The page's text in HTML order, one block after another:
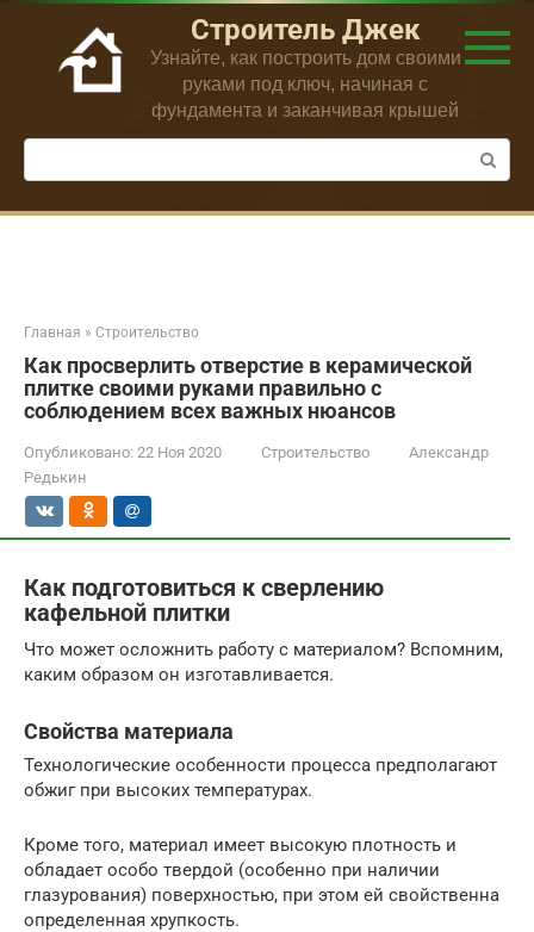
Перейти
контенту
Строитель Джек
Узнайте, как построить дом своими
руками под ключ, начиная с
фундамента и заканчивая крышей
Поиск:
Главная » Строительство
Как просверлить отверстие в керамической
плитке своими руками правильно с
соблюдением всех важных нюансов
Опубликовано: 22 Ноя 2020 Строительство
Александр
Редькин
Как подготовиться к сверлению
кафельной плитки
Что может осложнить работу с материалом? Вспомним,
каким образом он изготавливается.
Свойства материала
Технологические особенности процесса предполагают
обжиг при высоких температурах.
Кроме того, материал имеет высокую плотность и
обладает особо твердой (особенно при наличии
глазурования) поверхностью, при этом ей свойственна
определенная хрупкость.